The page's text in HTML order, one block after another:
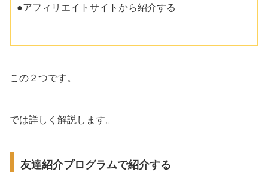
●アフィリエイトサイトから紹介する
この２つです。
では詳しく解説します。
友達紹介プログラムで紹介する